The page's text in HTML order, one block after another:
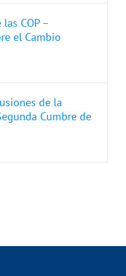
COP –
el Cambio
de la
Cumbre de